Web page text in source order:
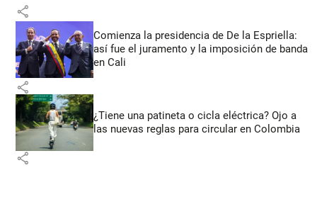
share
Comienza la presidencia de De la Espriella:
así fue el juramento y la imposición de banda
en Cali
share
¿Tiene una patineta o cicla eléctrica? Ojo a
las nuevas reglas para circular en Colombia
share